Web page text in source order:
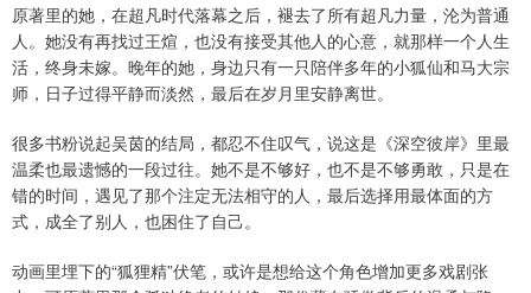
原著里的她，在超凡时代落幕之后，褪去了所有超凡力量，沦为普通
人。她没有再找过王煊，也没有接受其他人的心意，就那样一个人生
活，终身未嫁。晚年的她，身边只有一只陪伴多年的小狐仙和马大宗
师，日子过得平静而淡然，最后在岁月里安静离世。
很多书粉说起吴茵的结局，都忍不住叹气，说这是《深空彼岸》里最
温柔也最遗憾的一段过往。她不是不够好，也不是不够勇敢，只是在
错的时间，遇见了那个注定无法相守的人，最后选择用最体面的方
式，成全了别人，也困住了自己。
动画里埋下的“狐狸精”伏笔，或许是想给这个角色增加更多戏剧张